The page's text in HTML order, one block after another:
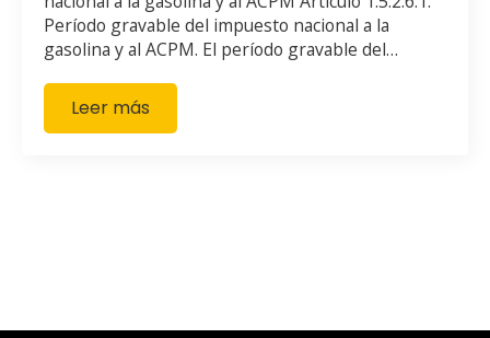
Período gravable del impuesto nacional a la
gasolina y al ACPM. El período gravable del…
Leer más